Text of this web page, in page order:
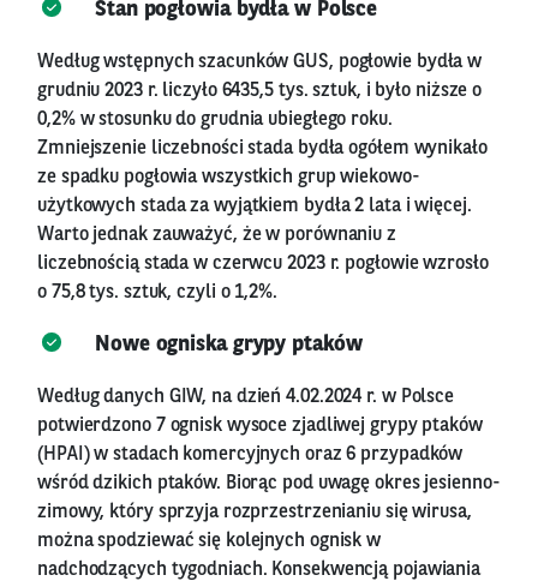
Stan pogłowia bydła w Polsce
Według wstępnych szacunków GUS, pogłowie bydła w
grudniu 2023 r. liczyło 6435,5 tys. sztuk, i było niższe o
0,2% w stosunku do grudnia ubiegłego roku.
Zmniejszenie liczebności stada bydła ogółem wynikało
ze spadku pogłowia wszystkich grup wiekowo-
użytkowych stada za wyjątkiem bydła 2 lata i więcej.
Warto jednak zauważyć, że w porównaniu z
liczebnością stada w czerwcu 2023 r. pogłowie wzrosło
o 75,8 tys. sztuk, czyli o 1,2%.
Nowe ogniska grypy ptaków
Według danych GIW, na dzień 4.02.2024 r. w Polsce
potwierdzono 7 ognisk wysoce zjadliwej grypy ptaków
(HPAI) w stadach komercyjnych oraz 6 przypadków
wśród dzikich ptaków. Biorąc pod uwagę okres jesienno-
zimowy, który sprzyja rozprzestrzenianiu się wirusa,
można spodziewać się kolejnych ognisk w
nadchodzących tygodniach. Konsekwencją pojawiania